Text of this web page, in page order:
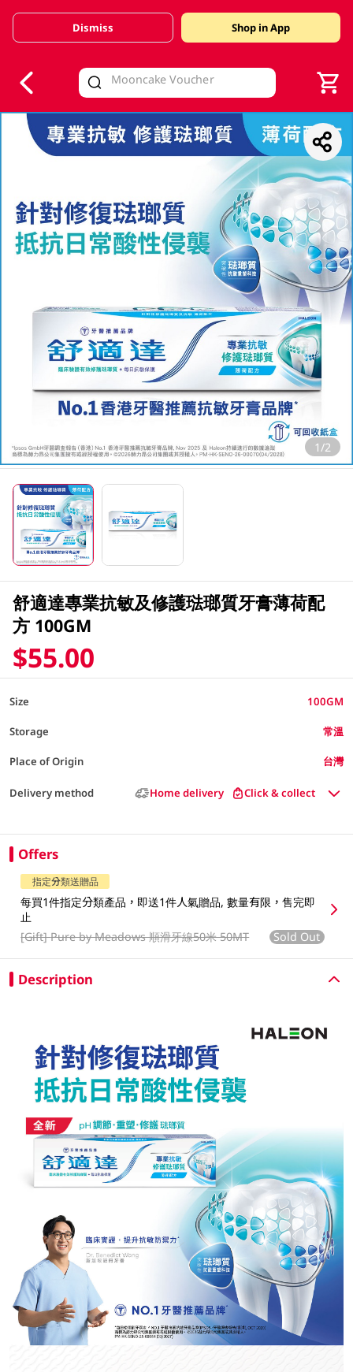
Valid Until 30 June 2026
Dismiss Shop in App
1/2
舒適達專業抗敏及修護琺瑯質牙膏薄荷配
方 100GM
$55.00
Size 100GM
Storage 常溫
Place of Origin 台灣
Delivery method Home delivery Click & collect
Offers
指定分類送贈品
每買1件指定分類產品，即送1件人氣贈品, 數量有限，售完即
止
[Gift]Pure by Meadows 順滑牙線50米 50MT Sold Out
Description